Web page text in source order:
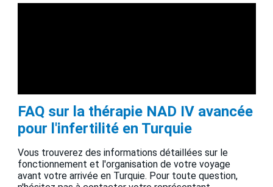
FAQ sur la thérapie NAD IV avancée
pour l'infertilité en Turquie
Vous trouverez des informations détaillées sur le
fonctionnement et l'organisation de votre voyage
avant votre arrivée en Turquie. Pour toute question,